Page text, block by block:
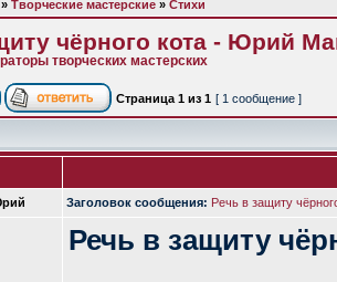
» Творческие мастерские » Стихи
чёрного кота - Юрий
творческих мастерских
Страница 1 из 1 [ 1 сообщение ]
Заголовок сообщения: Речь в защиту
Речь в защиту